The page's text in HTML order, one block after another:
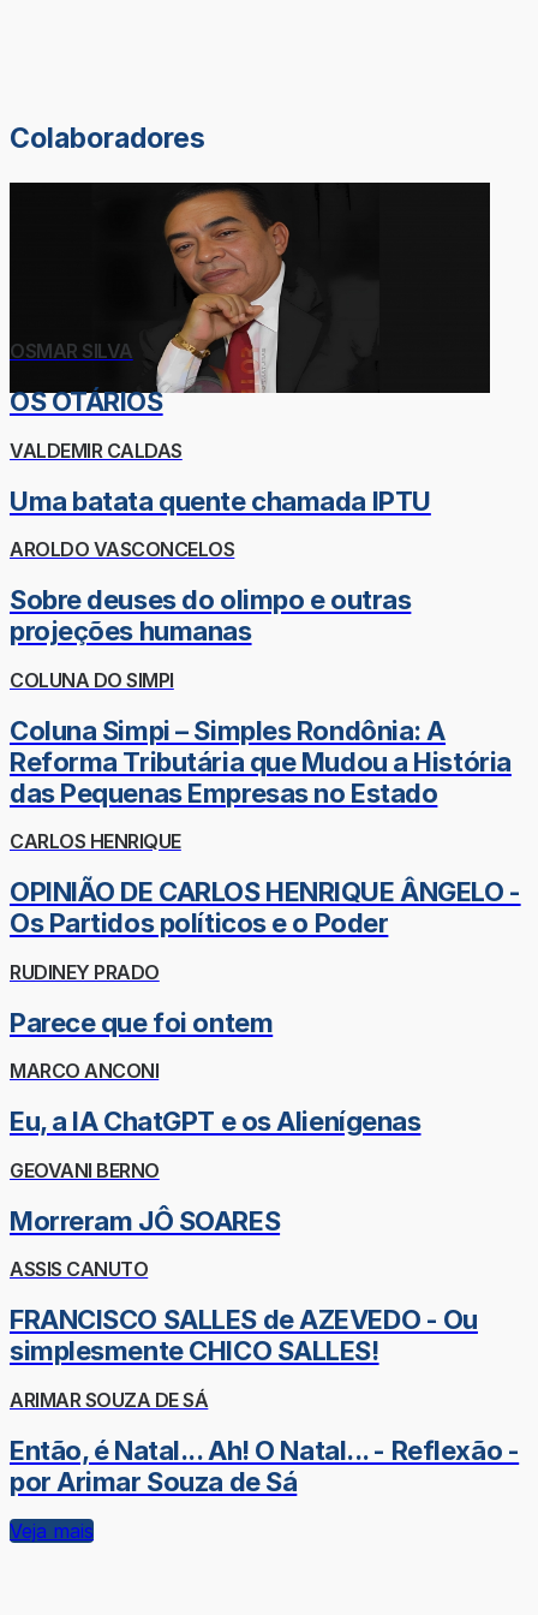
Colaboradores
OSMAR SILVA
OS OTÁRIOS
VALDEMIR CALDAS
Uma batata quente chamada IPTU
AROLDO VASCONCELOS
Sobre deuses do olimpo e outras
projeções humanas
COLUNA DO SIMPI
Coluna Simpi – Simples Rondônia: A
Reforma Tributária que Mudou a História
das Pequenas Empresas no Estado
CARLOS HENRIQUE
OPINIÃO DE CARLOS HENRIQUE ÂNGELO -
Os Partidos políticos e o Poder
RUDINEY PRADO
Parece que foi ontem
MARCO ANCONI
Eu, a IA ChatGPT e os Alienígenas
GEOVANI BERNO
Morreram JÔ SOARES
ASSIS CANUTO
FRANCISCO SALLES de AZEVEDO - Ou
simplesmente CHICO SALLES!
ARIMAR SOUZA DE SÁ
Então, é Natal... Ah! O Natal... - Reflexão -
por Arimar Souza de Sá
Veja mais